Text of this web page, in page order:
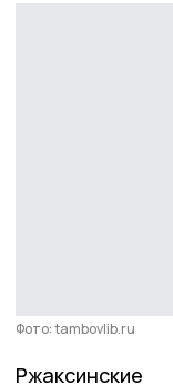
Фото: tambovlib.ru